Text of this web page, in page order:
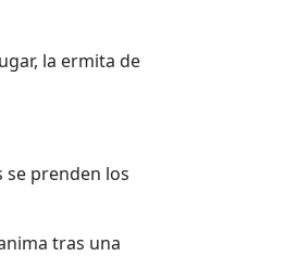
la ermita de
se prenden los
tras una